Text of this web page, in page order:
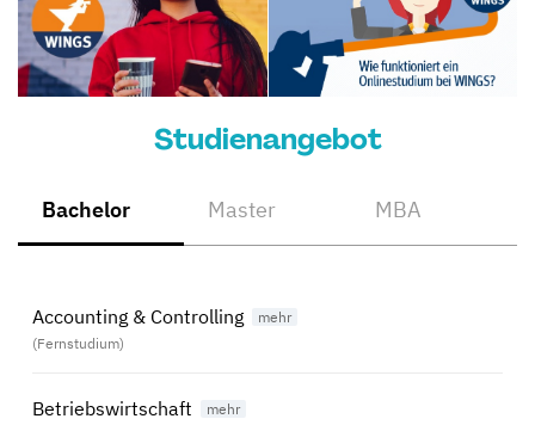
Studienangebot
Bachelor Master MBA
Accounting & Controlling
(Fernstudium)
Betriebswirtschaft